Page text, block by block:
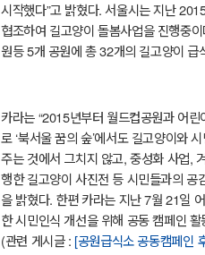
시작했다”고 밝혔다.서울시는 지난
협조하여 길고양이 돌봄사업을 진행중
원등5개 공원에 총32개의 길고양이 급
카라는“2015년부터 월드컵공원과 어
로‘북서울 꿈의 숲’에서도 길고양이와
주는 것에서 그치지 않고,중성화 사업,
행한 길고양이 사진전 등 시민들과의
을 밝혔다. 한편 카라는 지난7월21일
한 시민인식 개선을 위해 공동 캠페인
(관련 게시글 : [공원급식소 공동캠페인